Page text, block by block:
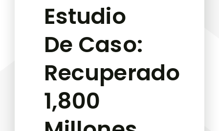
Estudio
De Caso:
Recuperado
1,800